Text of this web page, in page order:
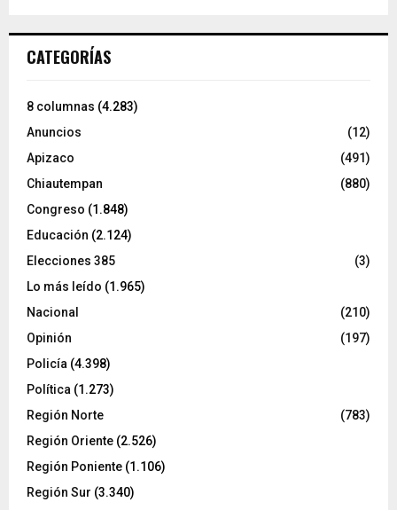
CATEGORÍAS
8 columnas (4.283)
Anuncios
(12)
Apizaco
(491)
Chiautempan
(880)
Congreso (1.848)
Educación (2.124)
Elecciones 385
(3)
Lo más leído (1.965)
Nacional
(210)
Opinión
(197)
Policía (4.398)
Política (1.273)
Región Norte
(783)
Región Oriente (2.526)
Región Poniente (1.106)
Región Sur (3.340)